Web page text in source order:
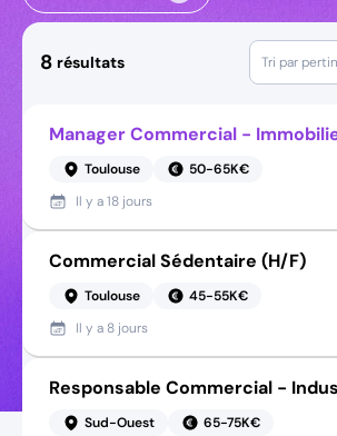
8 résultats Tri par
Manager Commercial -
Toulouse
50-65K€
Il y a18 jours
Commercial Sédentaire (H/F)
Toulouse
45-55K€
Il y a 8 jours
Responsable Commercial -
Sud-Ouest
65-75K€